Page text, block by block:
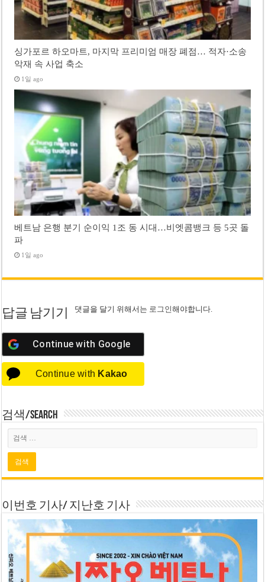
싱가포르 하오마트, 마지막 프리미엄 매장 폐점… 적자·소송
악재 속 사업 축소
1일 ago
베트남 은행 분기 순이익 1조 동 시대…비엣콤뱅크 등 5곳 돌
파
1일 ago
답글 남기기 댓글을 달기 위해서는 로그인해야합니다.
Continue with Google
Continue with Kakao
검색/Search
이번호 기사/ 지난호 기사